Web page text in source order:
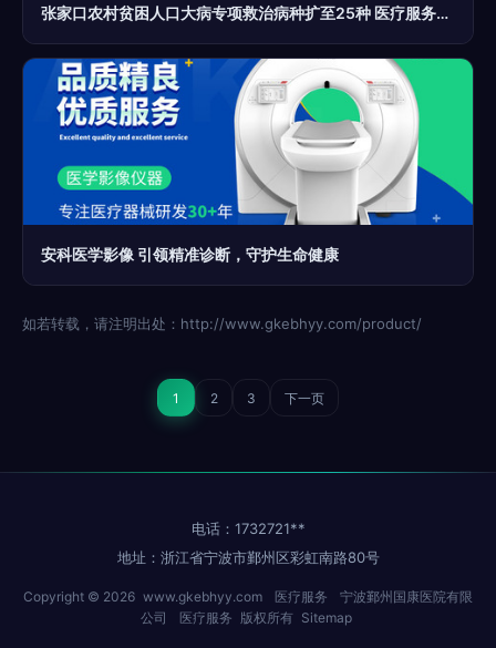
张家口农村贫困人口大病专项救治病种扩至25种 医疗服务的精准暖心之变
安科医学影像 引领精准诊断，守护生命健康
如若转载，请注明出处：http://www.gkebhyy.com/product/
1 2 3 下一页
电话：1732721**
地址：浙江省宁波市鄞州区彩虹南路80号
Copyright © 2026 www.gkebhyy.com 医疗服务
宁波鄞州国康医院有限
公司
医疗服务 版权所有 Sitemap